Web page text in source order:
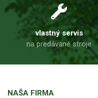
vlastný servis
na predávané stroje
NAŠA FIRMA